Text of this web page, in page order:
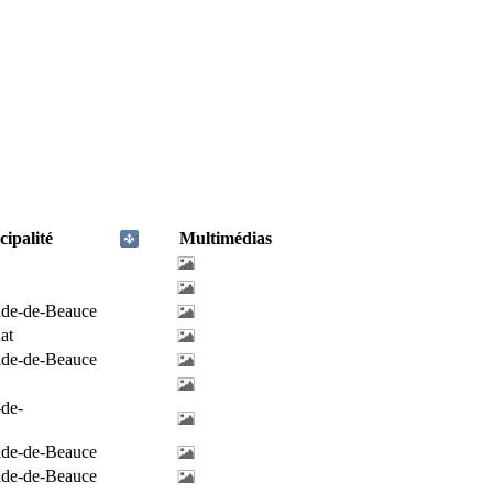
Multimédias
de-Beauce
de-Beauce
de-Beauce
de-Beauce